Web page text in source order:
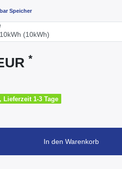
Speicher
*
1-3 Tage
In den Warenkorb